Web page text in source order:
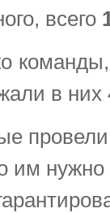
всего
в
им